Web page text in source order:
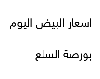
اسعار البيض اليوم
بورصة السلع